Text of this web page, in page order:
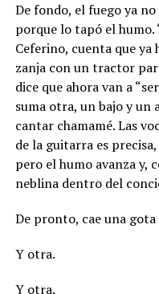
De fondo, el fuego ya
porque lo tapó el humo.
Ceferino, cuenta que
zanja con un tractor
dice que ahora van a
suma otra, un bajo y un
cantar chamamé. Las
de la guitarra es
pero el humo avanza y,
neblina dentro del
De pronto, cae una gota
Y otra.
Y otra.